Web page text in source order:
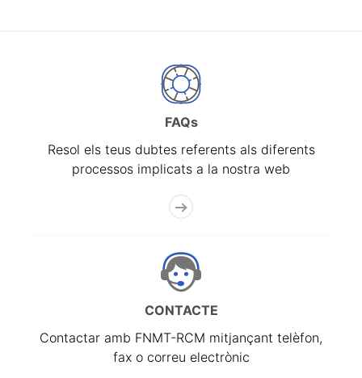
FAQs
Resol els teus dubtes referents als diferents
processos implicats a la nostra web
CONTACTE
Contactar amb FNMT-RCM mitjançant telèfon,
fax o correu electrònic